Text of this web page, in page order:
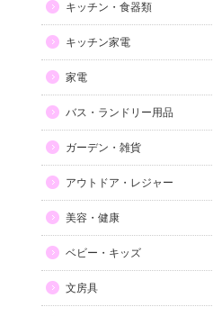
キッチン・食器類
キッチン家電
家電
バス・ランドリー用品
ガーデン・雑貨
アウトドア・レジャー
美容・健康
ベビー・キッズ
文房具